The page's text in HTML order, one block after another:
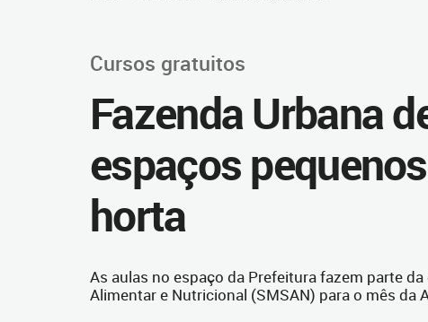
Cursos gratuitos
Fazenda Urbana
espaços
horta
As aulas no espaço da Prefeitura fazem parte
Alimentar e Nutricional (SMSAN) para o mês da